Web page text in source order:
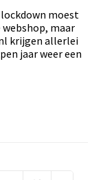
moest
maar
krijgen allerlei
jaar weer een